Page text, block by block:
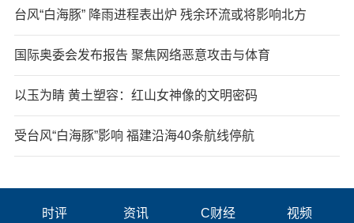
台风“白海豚” 降雨进程表出炉 残余环流或将影响北方
国际奥委会发布报告 聚焦网络恶意攻击与体育
以玉为睛 黄土塑容：红山女神像的文明密码
受台风“白海豚”影响 福建沿海40条航线停航
时评 资讯 C财经 视频